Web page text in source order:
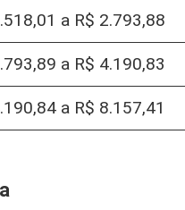
a R$ 2.793,88
a R$ 4.190,83
a R$ 8.157,41